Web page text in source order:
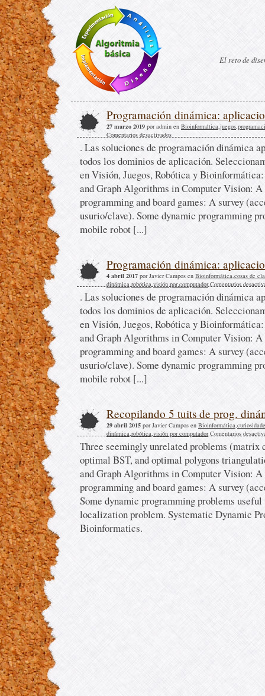
El reto de
Programación dinámica:
27 marzo 2019 por admin en Bioinformática,juegos,
Comentarios desactivados
. Las soluciones de programación dinámica
todos los dominios de aplicación.
en Visión, Juegos, Robótica y
and Graph Algorithms in Computer Vision: A
programming and board games: A survey
usurio/clave). Some dynamic programming
mobile robot [...]
Programación dinámica:
4 abril 2017 por Javier Campos en Bioinformática,cosas de
dinámica,robótica,visión por computador Comentarios
. Las soluciones de programación dinámica
todos los dominios de aplicación.
en Visión, Juegos, Robótica y
and Graph Algorithms in Computer Vision: A
programming and board games: A survey
usurio/clave). Some dynamic programming
mobile robot [...]
Recopilando 5 tuits de prog.
29 abril 2015 por Javier Campos en Bioinformática,
dinámica,robótica,visión por computador Comentarios
Three seemingly unrelated problems
optimal BST, and optimal polygons
and Graph Algorithms in Computer Vision: A
programming and board games: A survey
Some dynamic programming problems
localization problem. Systematic Dynamic
Bioinformatics.